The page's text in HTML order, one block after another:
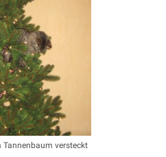
Tannenbaum versteckt